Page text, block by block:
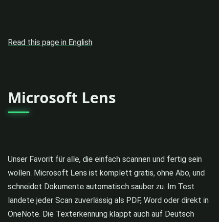
Read this page in English
Microsoft Lens
Unser Favorit für alle, die einfach scannen und fertig sein
wollen. Microsoft Lens ist komplett gratis, ohne Abo, und
schneidet Dokumente automatisch sauber zu. Im Test
landete jeder Scan zuverlässig als PDF, Word oder direkt in
OneNote. Die Texterkennung klappt auch auf Deutsch